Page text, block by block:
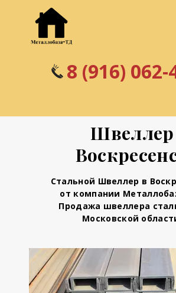
8 (916) 062-
Швеллер
Стальной Швеллер в
от компании
Продажа швеллера
Московской